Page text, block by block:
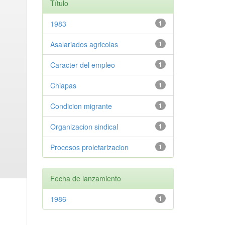
Título
1
1983
1
Asalariados agricolas
1
Caracter del empleo
1
Chiapas
1
Condicion migrante
1
Organizacion sindical
1
Procesos proletarizacion
Fecha de lanzamiento
1
1986